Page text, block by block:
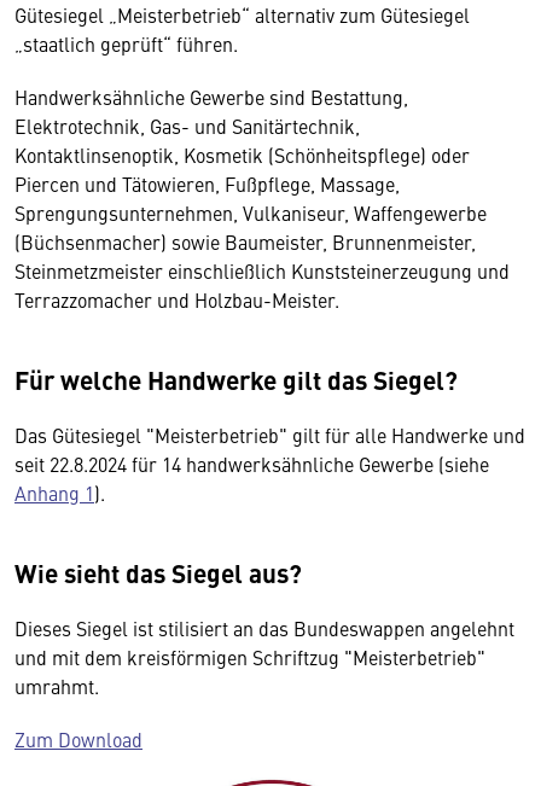
Gütesiegel „Meisterbetrieb“ alternativ zum Gütesiegel
„staatlich geprüft“ führen.
Handwerksähnliche Gewerbe sind Bestattung,
Elektrotechnik, Gas- und Sanitärtechnik,
Kontaktlinsenoptik, Kosmetik (Schönheitspflege) oder
Piercen und Tätowieren, Fußpflege, Massage,
Sprengungsunternehmen, Vulkaniseur, Waffengewerbe
(Büchsenmacher) sowie Baumeister, Brunnenmeister,
Steinmetzmeister einschließlich Kunststeinerzeugung und
Terrazzomacher und Holzbau-Meister.
Für welche Handwerke gilt das Siegel?
Das Gütesiegel "Meisterbetrieb" gilt für alle Handwerke und
seit 22.8.2024 für 14 handwerksähnliche Gewerbe (siehe
Anhang 1).
Wie sieht das Siegel aus?
Dieses Siegel ist stilisiert an das Bundeswappen angelehnt
und mit dem kreisförmigen Schriftzug "Meisterbetrieb"
umrahmt.
Zum Download